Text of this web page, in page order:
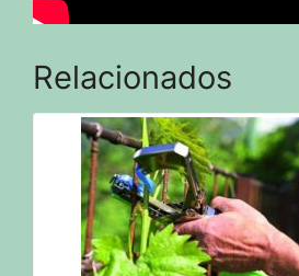
Relacionados